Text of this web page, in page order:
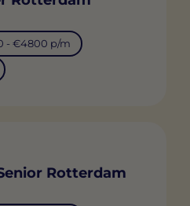
- €4800 p/m
Rotterdam